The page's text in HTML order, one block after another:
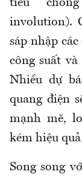
tiêu
involution).
sáp nhập
công suất
Nhiều dự
quang điện
mạnh mẽ,
kém hiệu
Song song